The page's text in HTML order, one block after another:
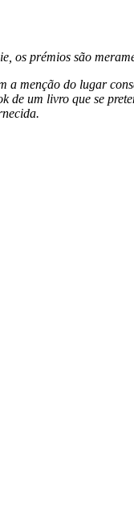
os prémios são
menção do lugar
um livro que se